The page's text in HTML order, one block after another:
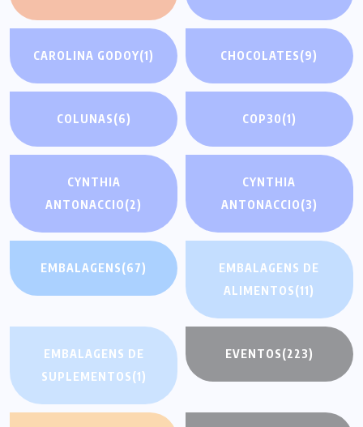
CAROLINA GODOY(1) CHOCOLATES(9)
COLUNAS(6) COP30(1)
CYNTHIA
ANTONACCIO(2)
CYNTHIA
ANTONACCIO(3)
EMBALAGENS(67)
EMBALAGENS DE
ALIMENTOS(11)
EMBALAGENS DE
SUPLEMENTOS(1)
EVENTOS(223)